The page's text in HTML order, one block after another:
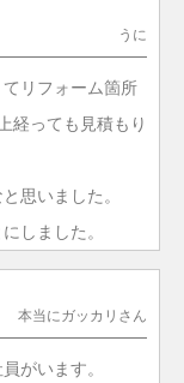
うに
リフォーム箇所
経っても見積もり
思いました。
しました。
本当にガッカリさん
がいます。